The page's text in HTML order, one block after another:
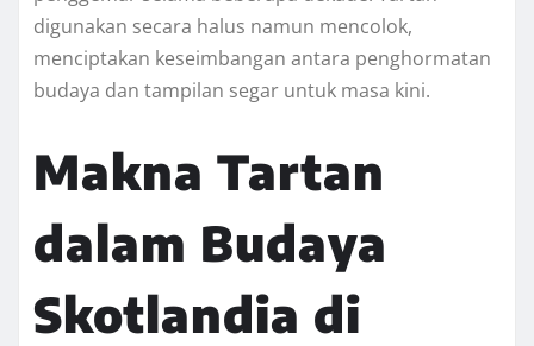
digunakan secara halus namun mencolok,
menciptakan keseimbangan antara penghormatan
budaya dan tampilan segar untuk masa kini.
Makna Tartan
dalam Budaya
Skotlandia di